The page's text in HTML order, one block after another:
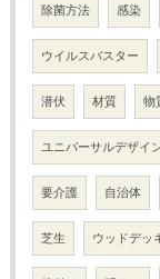
除菌方法 感染
ウイルスバスター
潜伏 材質 物
ユニバーサルデザイ
要介護 自治体
芝生 ウッドデッ